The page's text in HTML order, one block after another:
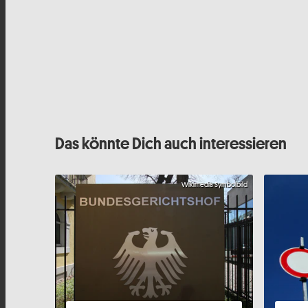
Das könnte Dich auch interessieren
Wikimedia Symbolbild